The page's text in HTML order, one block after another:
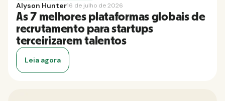
Alyson Hunter16 de julho de 2026
As 7 melhores plataformas globais de
recrutamento para startups
terceirizarem talentos
Leia agora